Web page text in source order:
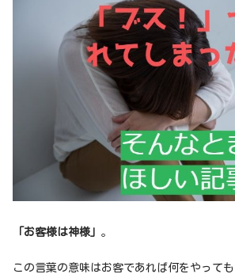
「お客様は神様」 。
この言葉の意味はお客であれば何をやって